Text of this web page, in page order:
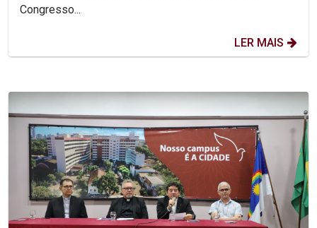
Congresso...
LER MAIS